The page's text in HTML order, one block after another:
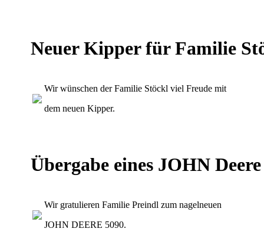
Neuer Kipper für Familie
Wir wünschen der Familie Stöckl viel Freude mit
dem neuen Kipper.
Übergabe eines JOHN
Wir gratulieren Familie Preindl zum nagelneuen
JOHN DEERE 5090.